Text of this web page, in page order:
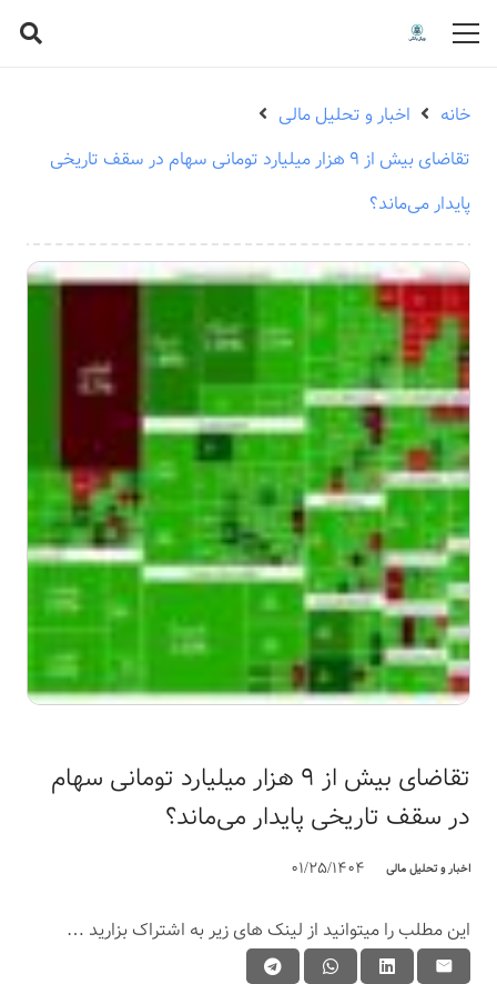
خانه
اخبار و تحلیل مالی
تقاضای بیش از ۹ هزار میلیارد تومانی سهام در سقف تاریخی
پایدار می‌ماند؟
تقاضای بیش از ۹ هزار میلیارد تومانی سهام
در سقف تاریخی پایدار می‌ماند؟
اخبار و تحلیل مالی 01/25/1404
این مطلب را میتوانید از لینک های زیر به اشتراک بزارید …